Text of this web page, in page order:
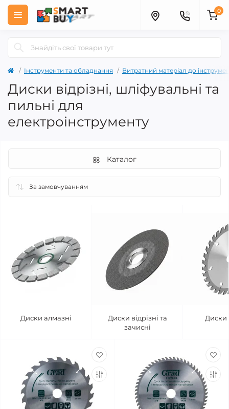
0
Інструменти та обладнання Витратний матеріал до
Диски відрізні, шліфувальні та
пильні для
електроінструменту
Каталог
Диски алмазні
Диски відрізні та
зачисні
Диски